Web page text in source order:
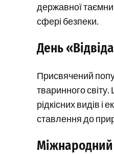
державної
сфері безпеки.
День
Присвячений
тваринного
рідкісних видів
ставлення до
Міжнародний